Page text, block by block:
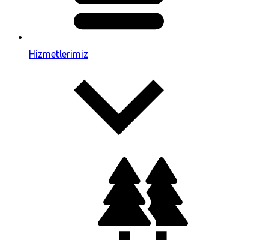
Hizmetlerimiz